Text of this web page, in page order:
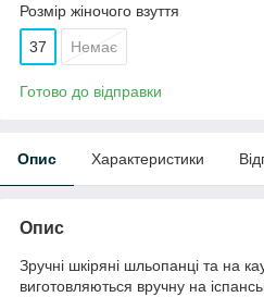
Розмір жіночого взуття
37 Немає
Готово до відправки
Опис Характеристики
Опис
Зручні шкіряні шльопанці та на
виготовляються вручну на